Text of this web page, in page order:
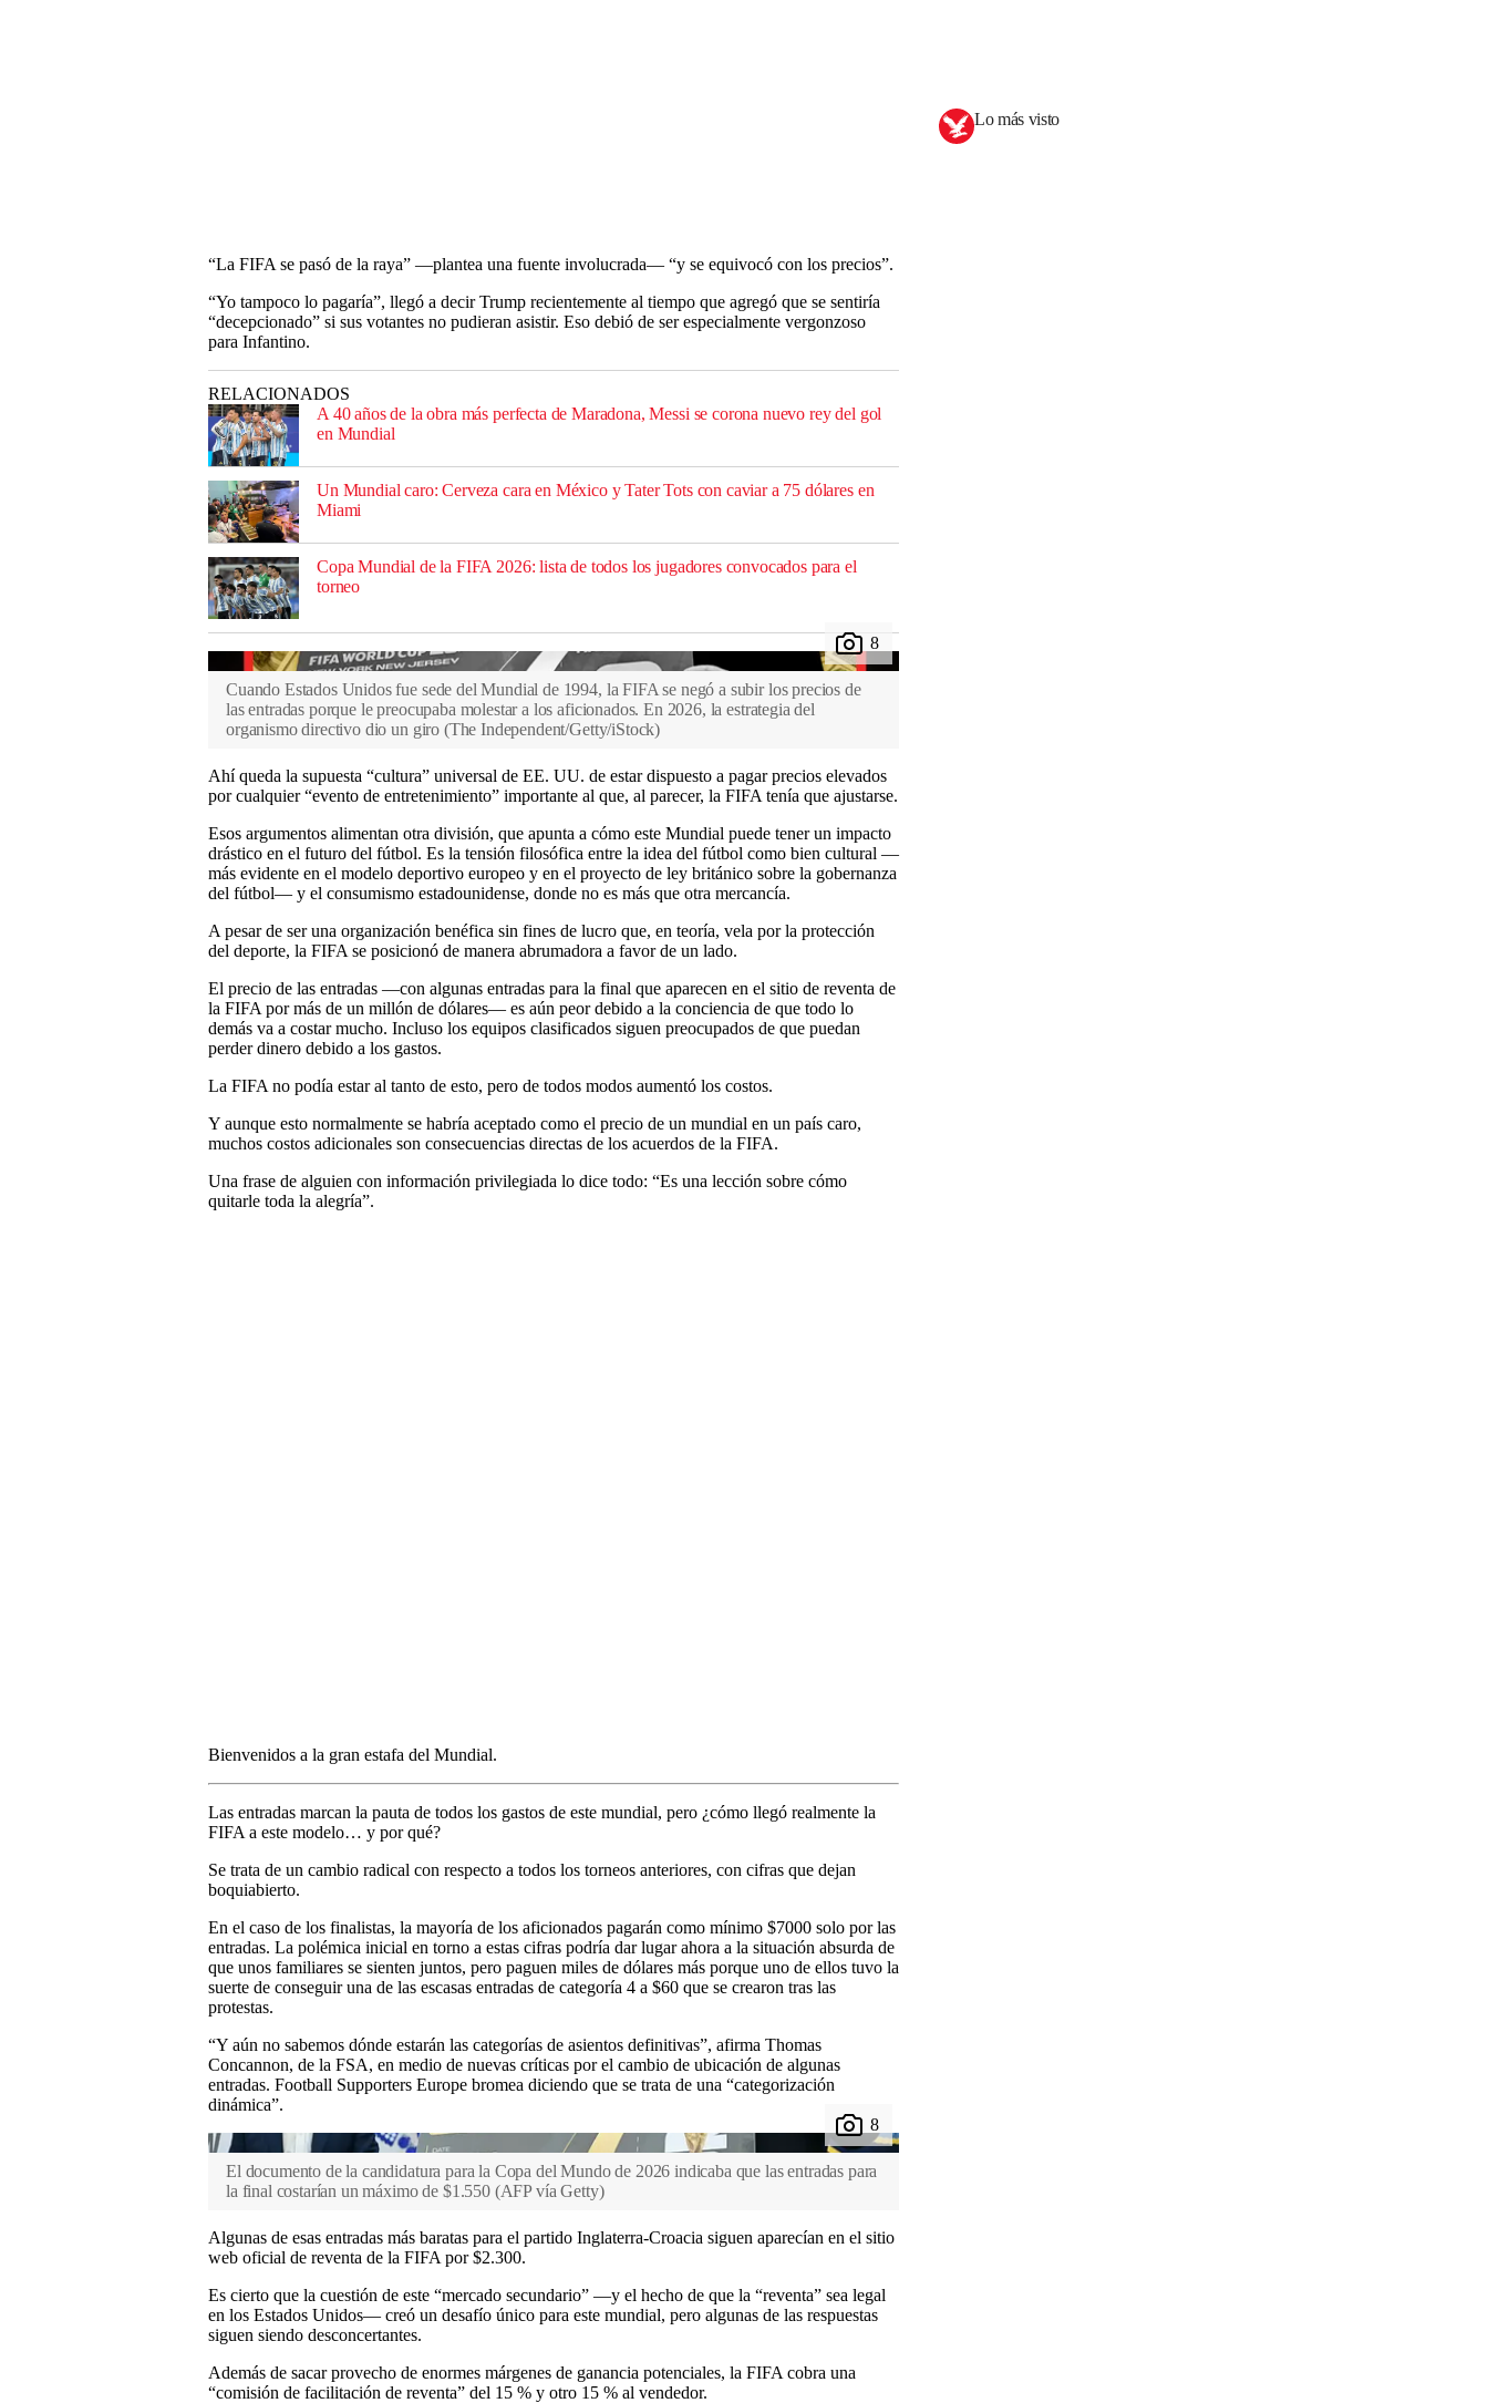
“La FIFA se pasó de la raya” —plantea una fuente involucrada— “y se equivocó con los precios”.
“Yo tampoco lo pagaría”, llegó a decir Trump recientemente al tiempo que agregó que se sentiría
“decepcionado” si sus votantes no pudieran asistir. Eso debió de ser especialmente vergonzoso
para Infantino.
RELACIONADOS
A 40 años de la obra más perfecta de Maradona, Messi se corona nuevo rey del gol
en Mundial
Un Mundial caro: Cerveza cara en México y Tater Tots con caviar a 75 dólares en
Miami
Copa Mundial de la FIFA 2026: lista de todos los jugadores convocados para el
torneo
Cuando Estados Unidos fue sede del Mundial de 1994, la FIFA se negó a subir los precios de
las entradas porque le preocupaba molestar a los aficionados. En 2026, la estrategia del
organismo directivo dio un giro (The Independent/Getty/iStock)
Ahí queda la supuesta “cultura” universal de EE. UU. de estar dispuesto a pagar precios elevados
por cualquier “evento de entretenimiento” importante al que, al parecer, la FIFA tenía que ajustarse.
Esos argumentos alimentan otra división, que apunta a cómo este Mundial puede tener un impacto
drástico en el futuro del fútbol. Es la tensión filosófica entre la idea del fútbol como bien cultural —
más evidente en el modelo deportivo europeo y en el proyecto de ley británico sobre la gobernanza
del fútbol— y el consumismo estadounidense, donde no es más que otra mercancía.
A pesar de ser una organización benéfica sin fines de lucro que, en teoría, vela por la protección
del deporte, la FIFA se posicionó de manera abrumadora a favor de un lado.
El precio de las entradas —con algunas entradas para la final que aparecen en el sitio de reventa de
la FIFA por más de un millón de dólares— es aún peor debido a la conciencia de que todo lo
demás va a costar mucho. Incluso los equipos clasificados siguen preocupados de que puedan
perder dinero debido a los gastos.
La FIFA no podía estar al tanto de esto, pero de todos modos aumentó los costos.
Y aunque esto normalmente se habría aceptado como el precio de un mundial en un país caro,
muchos costos adicionales son consecuencias directas de los acuerdos de la FIFA.
Una frase de alguien con información privilegiada lo dice todo: “Es una lección sobre cómo
quitarle toda la alegría”.
Bienvenidos a la gran estafa del Mundial.
Las entradas marcan la pauta de todos los gastos de este mundial, pero ¿cómo llegó realmente la
FIFA a este modelo… y por qué?
Se trata de un cambio radical con respecto a todos los torneos anteriores, con cifras que dejan
boquiabierto.
En el caso de los finalistas, la mayoría de los aficionados pagarán como mínimo $7000 solo por las
entradas. La polémica inicial en torno a estas cifras podría dar lugar ahora a la situación absurda de
que unos familiares se sienten juntos, pero paguen miles de dólares más porque uno de ellos tuvo la
suerte de conseguir una de las escasas entradas de categoría 4 a $60 que se crearon tras las
protestas.
“Y aún no sabemos dónde estarán las categorías de asientos definitivas”, afirma Thomas
Concannon, de la FSA, en medio de nuevas críticas por el cambio de ubicación de algunas
entradas. Football Supporters Europe bromea diciendo que se trata de una “categorización
dinámica”.
El documento de la candidatura para la Copa del Mundo de 2026 indicaba que las entradas para
la final costarían un máximo de $1.550 (AFP vía Getty)
Algunas de esas entradas más baratas para el partido Inglaterra-Croacia siguen aparecían en el sitio
web oficial de reventa de la FIFA por $2.300.
Es cierto que la cuestión de este “mercado secundario” —y el hecho de que la “reventa” sea legal
en los Estados Unidos— creó un desafío único para este mundial, pero algunas de las respuestas
siguen siendo desconcertantes.
Además de sacar provecho de enormes márgenes de ganancia potenciales, la FIFA cobra una
“comisión de facilitación de reventa” del 15 % y otro 15 % al vendedor.
Lo más visto